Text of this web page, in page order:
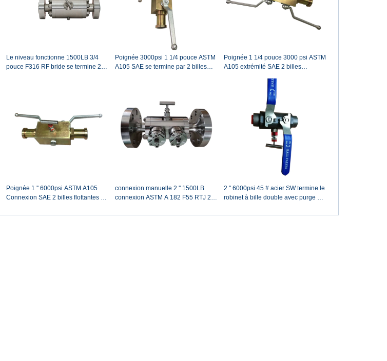
Le niveau fonctionne 1500LB 3/4
pouce F316 RF bride se termine 2
Poignée 3000psi 1 1/4 pouce ASTM
A105 SAE se termine par 2 billes
Poignée 1 1/4 pouce 3000 psi ASTM
A105 extrémité SAE 2 billes
(double bloc et purge)
Poignée 1 '' 6000psi ASTM A105
Connexion SAE 2 billes flottantes et
et purge) valve
connexion manuelle 2 '' 1500LB
connexion ASTM A 182 F55 RTJ 2
pointeau DBB (vanne double purge
2 '' 6000psi 45 # acier SW termine le
robinet à bille double avec purge et
d'aiguille